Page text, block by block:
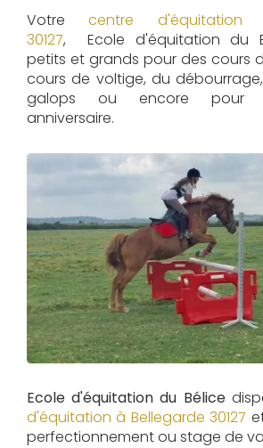
Votrecentre d'équitation
30127, Ecole d'équitation du
petits et grands pour des cours
cours de voltige, du
galops ou encore pour
anniversaire.
Ecole d'équitation du Bélice
d'équitation à Bellegarde 30127
perfectionnement ou stage de